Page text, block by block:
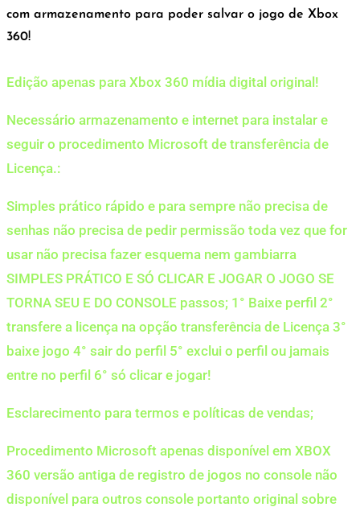
com armazenamento para poder salvar o jogo de Xbox
360!
Edição apenas para Xbox 360 mídia digital original!
Necessário armazenamento e internet para instalar e
seguir o procedimento Microsoft de transferência de
Licença.:
Simples prático rápido e para sempre não precisa de
senhas não precisa de pedir permissão toda vez que for
usar não precisa fazer esquema nem gambiarra
SIMPLES PRÁTICO E SÓ CLICAR E JOGAR O JOGO SE
TORNA SEU E DO CONSOLE passos; 1° Baixe perfil 2°
transfere a licença na opção transferência de Licença 3°
baixe jogo 4° sair do perfil 5° exclui o perfil ou jamais
entre no perfil 6° só clicar e jogar!
Esclarecimento para termos e políticas de vendas;
Procedimento Microsoft apenas disponível em XBOX
360 versão antiga de registro de jogos no console não
disponível para outros console portanto original sobre